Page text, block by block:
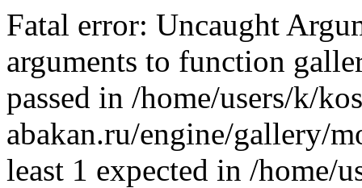
Fatal error: Uncaught
arguments to function
passed in /home/users/k/
abakan.ru/engine/gallery/
least 1 expected in /home/